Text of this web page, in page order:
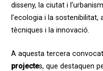
disseny, la ciutat i
l’ecologia i la
tècniques i la innovació.
A aquesta tercera
projectes, que destaquen